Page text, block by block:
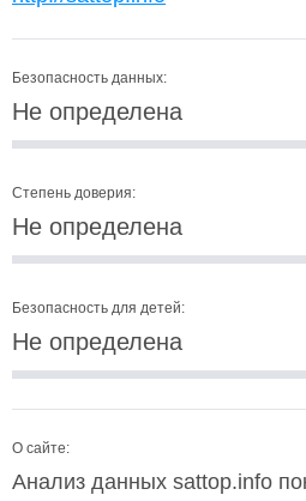
Безопасность данных:
Не определена
Степень доверия:
Не определена
Безопасность для детей:
Не определена
О сайте:
Анализ данных sattop.info